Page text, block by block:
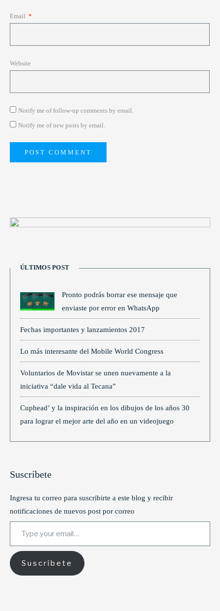
Email *
Website
Notify me of follow-up comments by email.
Notify me of new posts by email.
ÚLTIMOS POST
Pronto podrás borrar ese mensaje que
enviaste por error en WhatsApp
Fechas importantes y lanzamientos 2017
Lo más interesante del Mobile World Congress
Voluntarios de Movistar se unen nuevamente a la
iniciativa “dale vida al Tecana”
Cuphead’ y la inspiración en los dibujos de los años 30
para lograr el mejor arte del año en un videojuego
Suscríbete
Ingresa tu correo para suscribirte a este blog y recibir
notificaciones de nuevos post por correo
Suscríbete